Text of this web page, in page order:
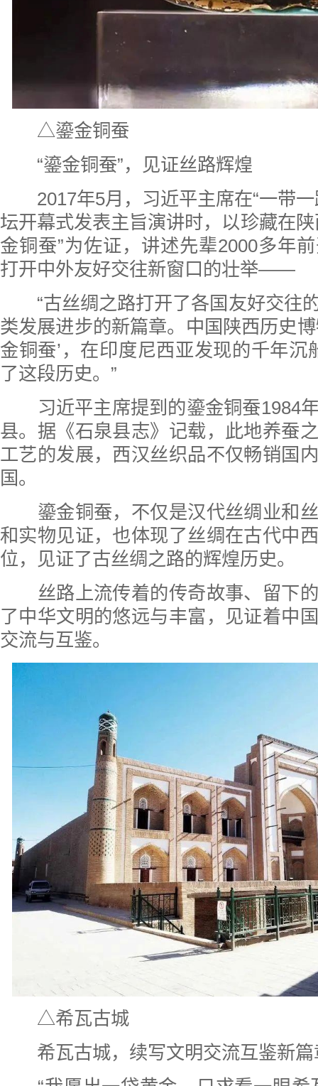
△鎏金铜蚕
“鎏金铜蚕”，见证丝路辉煌
2017年5月，习近平主席在“一带一
坛开幕式发表主旨演讲时，以珍藏在
金铜蚕”为佐证，讲述先辈2000多年
打开中外友好交往新窗口的壮举——
“古丝绸之路打开了各国友好交往
类发展进步的新篇章。中国陕西历史
金铜蚕’，在印度尼西亚发现的千年沉
了这段历史。”
习近平主席提到的鎏金铜蚕1984
县。据《石泉县志》记载，此地养蚕
工艺的发展，西汉丝织品不仅畅销国
国。
鎏金铜蚕，不仅是汉代丝绸业和丝
和实物见证，也体现了丝绸在古代中
位，见证了古丝绸之路的辉煌历史。
丝路上流传着的传奇故事、留下的
了中华文明的悠远与丰富，见证着中
交流与互鉴。
△希瓦古城
希瓦古城，续写文明交流互鉴新篇